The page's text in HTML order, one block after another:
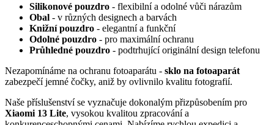
Silikonové pouzdro - flexibilní a odolné vůči nárazům
Obal - v různých designech a barvách
Knižní pouzdro - elegantní a funkční
Odolné pouzdro - pro maximální ochranu
Průhledné pouzdro - podtrhující originální design telefonu
Nezapomínáme na ochranu fotoaparátu - sklo na fotoaparát
zabezpečí jemné čočky, aniž by ovlivnilo kvalitu fotografií.
Naše příslušenství se vyznačuje dokonalým přizpůsobením pro
Xiaomi 13 Lite, vysokou kvalitou zpracování a